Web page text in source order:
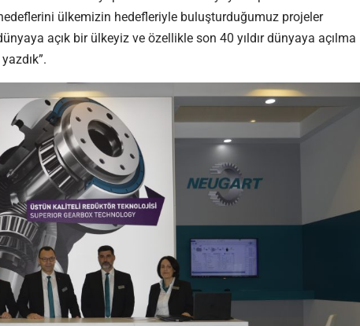
ülkemizin hedefleriyle buluşturduğumuz projeler
açık bir ülkeyiz ve özellikle son 40 yıldır dünyaya açılma